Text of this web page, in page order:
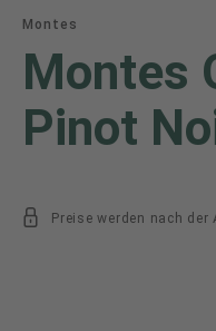
Montes
Montes
Pinot
Preise werden nach